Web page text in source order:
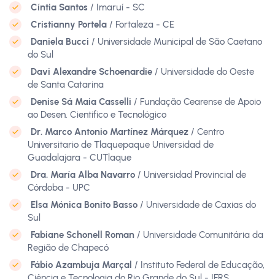
Cíntia Santos / Imaruí - SC
Cristianny Portela / Fortaleza - CE
Daniela Bucci / Universidade Municipal de São Caetano
do Sul
Davi Alexandre Schoenardie / Universidade do Oeste
de Santa Catarina
Denise Sá Maia Casselli / Fundação Cearense de Apoio
ao Desen. Cientifico e Tecnológico
Dr. Marco Antonio Martínez Márquez / Centro
Universitario de Tlaquepaque Universidad de
Guadalajara - CUTlaque
Dra. María Alba Navarro / Universidad Provincial de
Córdoba - UPC
Elsa Mónica Bonito Basso / Universidade de Caxias do
Sul
Fabiane Schonell Roman / Universidade Comunitária da
Região de Chapecó
Fábio Azambuja Marçal / Instituto Federal de Educação,